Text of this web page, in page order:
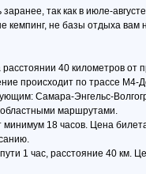
так как в июле-
не базы отдыха
40 километров от
происходит по трассе
Самара-Энгельс-
маршрутами.
18 часов. Цена
1 час, расстояние 40 км.